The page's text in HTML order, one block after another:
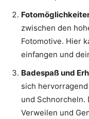
zwischen den
Fotomotive. Hier
einfangen und
Badespaß und
sich
und Schnorcheln.
Verweilen und